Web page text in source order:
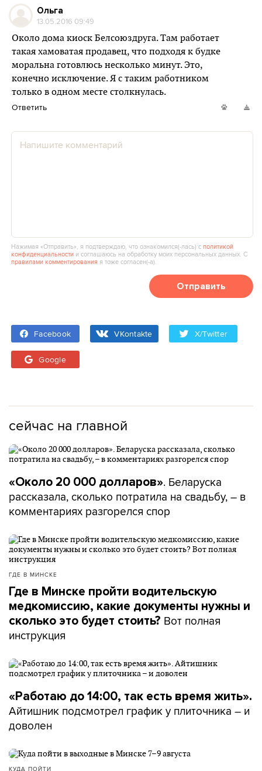
Ольга
13.05.2016 09:49
Около дома киоск Белсоюздруга. Там работает
такая хамоватая продавец, что подходя к будке
моральна готовлюсь несколько минут. Это,
конечно исключение. Я с таким работником
только в одном месте столкнулась.
Ответить
Нажимая «Отправить», я подтверждаю, что ознакомился(‑лась) сполитикой
конфиденциальности и соглашаюсь на обработку моих персональных данных. С
правилами комментирования я тоже согласен(‑а).
Отправить
Facebook VKontakte X/Twitter
Google
сейчас на главной
«Около 20 000 долларов». Беларуска
рассказала, сколько потратила на свадьбу, – в
комментариях разгорелся спор
ГДЕ В МИНСКЕ
Где в Минске пройти водительскую
медкомиссию, какие документы нужны и
сколько это будет стоить? Вот полная
инструкция
«Работаю до 14:00, так есть время жить».
Айтишник подсмотрел график у плиточника – и
доволен
КУДА ПОЙТИ